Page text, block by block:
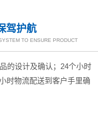
驾护航
TO ENSURE PRODUCT
的设计及确认；24个小时
时物流配送到客户手里确